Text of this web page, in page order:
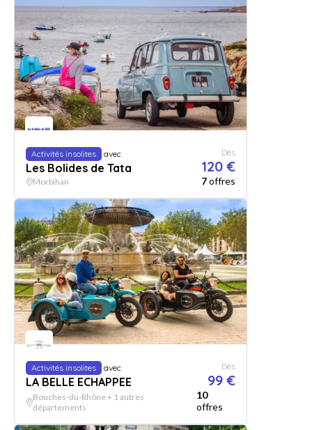
Activités insolites avec
Les Bolides de Tata
Dès
120 €
Morbihan 7offres
Activités insolites avec
LA BELLE ECHAPPEE
Dès
99 €
Bouches-du-Rhône + 1 autres
départements
10
offres